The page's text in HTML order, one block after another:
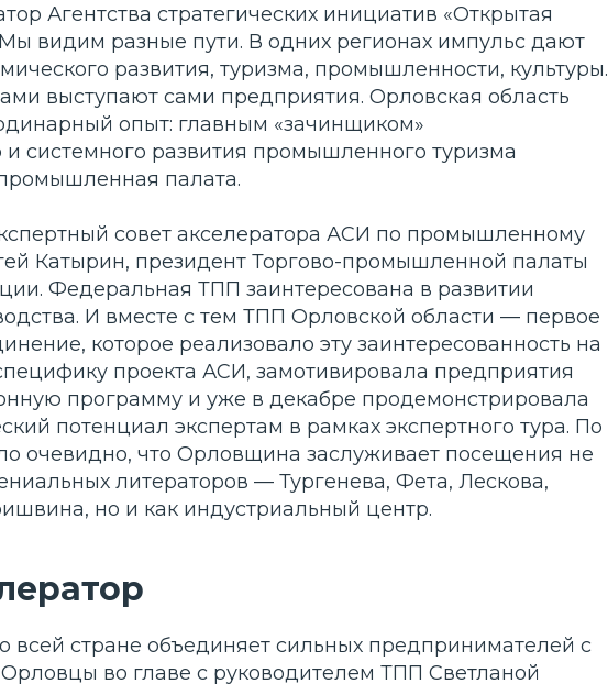
Агентства стратегических инициатив «Открытая
видим разные пути. В одних регионах импульс дают
развития, туризма, промышленности, культуры.
выступают сами предприятия. Орловская область
опыт: главным «зачинщиком»
системного развития промышленного туризма
палата.
совет акселератора АСИ по промышленному
Катырин, президент Торгово-промышленной палаты
Федеральная ТПП заинтересована в развитии
И вместе с тем ТПП Орловской области — первое
которое реализовало эту заинтересованность на
проекта АСИ, замотивировала предприятия
программу и уже в декабре продемонстрировала
потенциал экспертам в рамках экспертного тура. По
очевидно, что Орловщина заслуживает посещения не
литераторов — Тургенева, Фета, Лескова,
но и как индустриальный центр.
стране объединяет сильных предпринимателей с
во главе с руководителем ТПП Светланой